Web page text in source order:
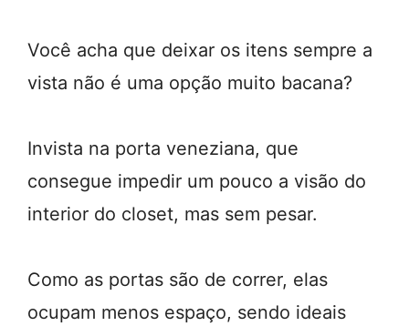
Você acha que deixar os itens sempre a
vista não é uma opção muito bacana?
Invista na porta veneziana, que
consegue impedir um pouco a visão do
interior do closet, mas sem pesar.
Como as portas são de correr, elas
ocupam menos espaço, sendo ideais